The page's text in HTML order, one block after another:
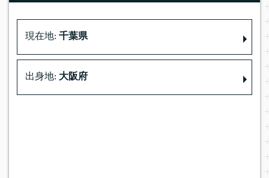
現在地: 千葉県
出身地: 大阪府